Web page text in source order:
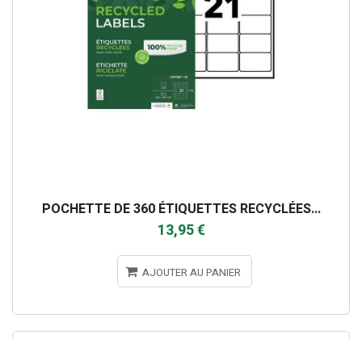
POCHETTE DE 360 ÉTIQUETTES RECYCLÉES...
13,95 €
AJOUTER AU PANIER